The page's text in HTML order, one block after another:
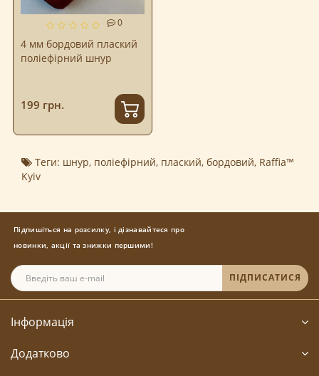
0
4 мм бордовий плаский
поліефірний шнур
199 грн.
Теги: шнур, поліефірний, плаский, бордовий, Raffia™
Kyiv
Підпишіться на розсилку, і дізнавайтеся про
новинки, акції та знижки першими!
ПІДПИСАТИСЯ
Інформація
Додатково